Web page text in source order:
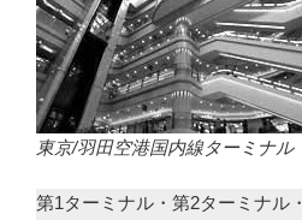
東京/羽田空港国内線ターミナル
第1ターミナル・第2ターミナル